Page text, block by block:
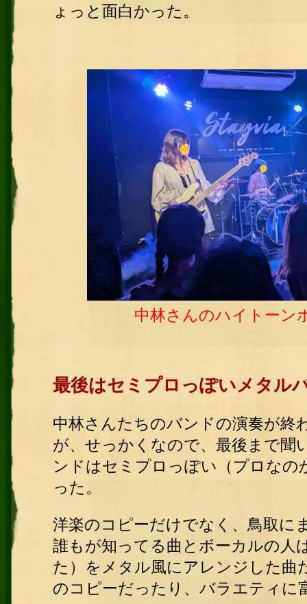
ょっと面白かった。
中林さんのハイトーン
最後はセミプロっぽいメタル
中林さんたちのバンドの演奏が終
が、せっかくなので、最後まで聞
ンドはセミプロっぽい（プロな
った。
洋楽のコピーだけでなく、鳥取に
誰もが知ってる曲とボーカルの人
た）をメタル風にアレンジした曲
のコピーだったり、バラエティに